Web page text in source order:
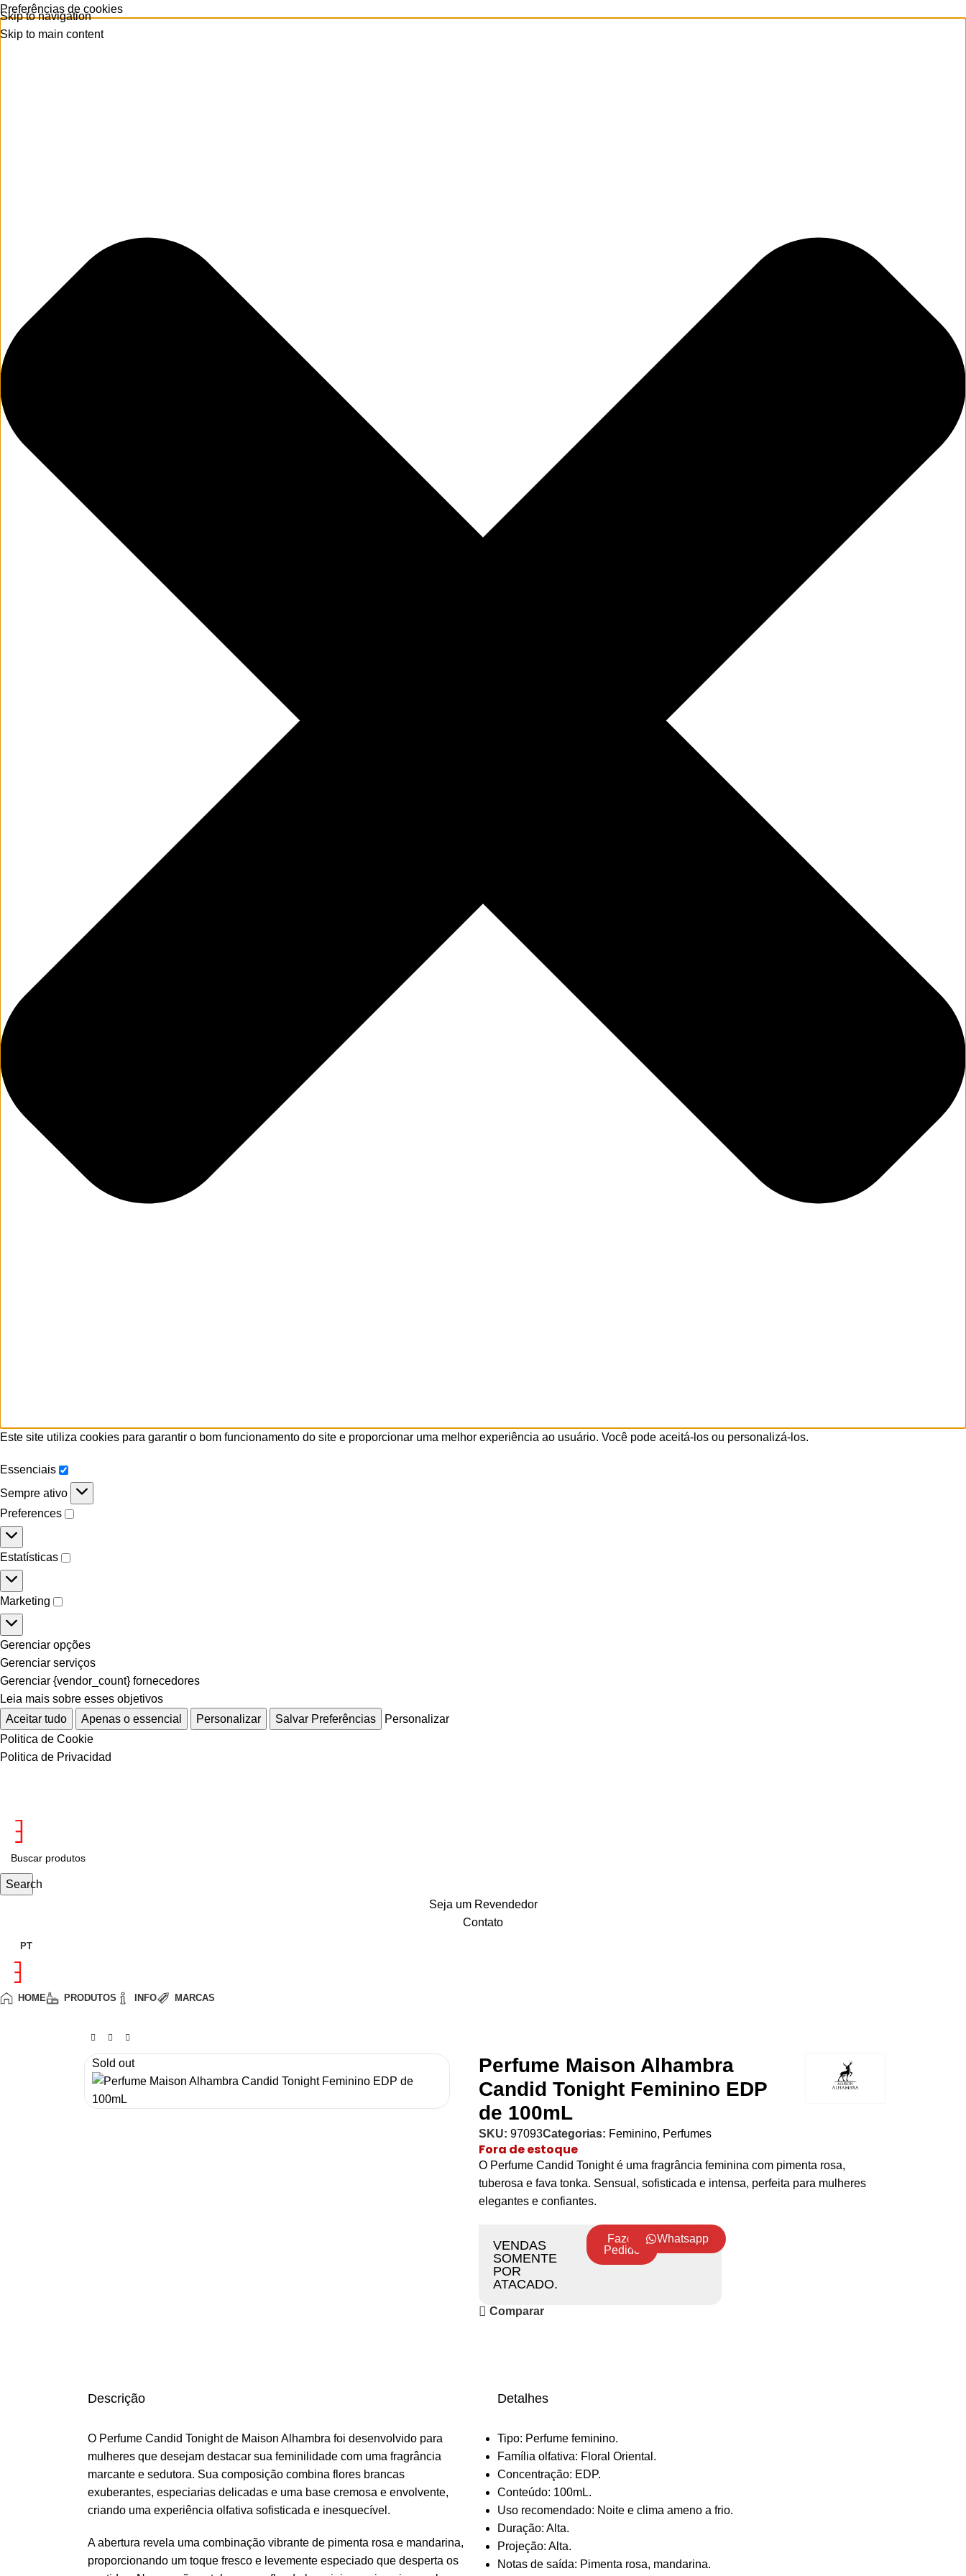
Preferências de cookies
Este site utiliza cookies para garantir o bom funcionamento do site e proporcionar uma melhor experiência ao usuário. Você pode aceitá-los ou personalizá-los.
Essenciais
Sempre ativo
Preferences
Estatísticas
Marketing
Gerenciar opções
Gerenciar serviços
Gerenciar {vendor_count} fornecedores
Leia mais sobre esses objetivos
Aceitar tudo
Apenas o essencial Personalizar Salvar Preferências
Personalizar
Politica de Cookie
Politica de Privacidad
Skip to navigation
Skip to main content
Search
Seja um Revendedor
Contato
PT
HOME PRODUTOS INFO MARCAS
Sold out
Perfume Maison Alhambra
Candid Tonight Feminino EDP
de 100mL
SKU: 97093Categorias: Feminino, Perfumes
Fora de estoque
O Perfume Candid Tonight é uma fragrância feminina com pimenta rosa,
tuberosa e fava tonka. Sensual, sofisticada e intensa, perfeita para mulheres
elegantes e confiantes.
VENDAS
SOMENTE
POR
ATACADO.
Fazer
Pedido
Whatsapp
Comparar
Descrição
O Perfume Candid Tonight de Maison Alhambra foi desenvolvido para
mulheres que desejam destacar sua feminilidade com uma fragrância
marcante e sedutora. Sua composição combina flores brancas
exuberantes, especiarias delicadas e uma base cremosa e envolvente,
criando uma experiência olfativa sofisticada e inesquecível.
A abertura revela uma combinação vibrante de pimenta rosa e mandarina,
proporcionando um toque fresco e levemente especiado que desperta os
Detalhes
Tipo: Perfume feminino.
Família olfativa: Floral Oriental.
Concentração: EDP.
Conteúdo: 100mL.
Uso recomendado: Noite e clima ameno a frio.
Duração: Alta.
Projeção: Alta.
Notas de saída: Pimenta rosa, mandarina.